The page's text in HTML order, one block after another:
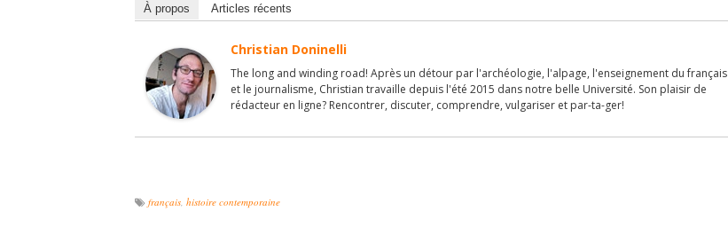
À propos Articles récents
Christian Doninelli
The long and winding road! Après un détour par l'archéologie, l'alpage, l'enseignement du français
et le journalisme, Christian travaille depuis l'été 2015 dans notre belle Université. Son plaisir de
rédacteur en ligne? Rencontrer, discuter, comprendre, vulgariser et par-ta-ger!
français histoire contemporaine